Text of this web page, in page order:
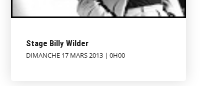
Stage Billy Wilder
DIMANCHE 17 MARS 2013 | 0H00